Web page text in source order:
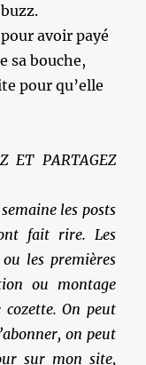
avoir payé
sa bouche,
pour qu’elle
ET PARTAGEZ
les posts
fait rire. Les
les premières
ou montage
On peut
on peut
sur mon site,